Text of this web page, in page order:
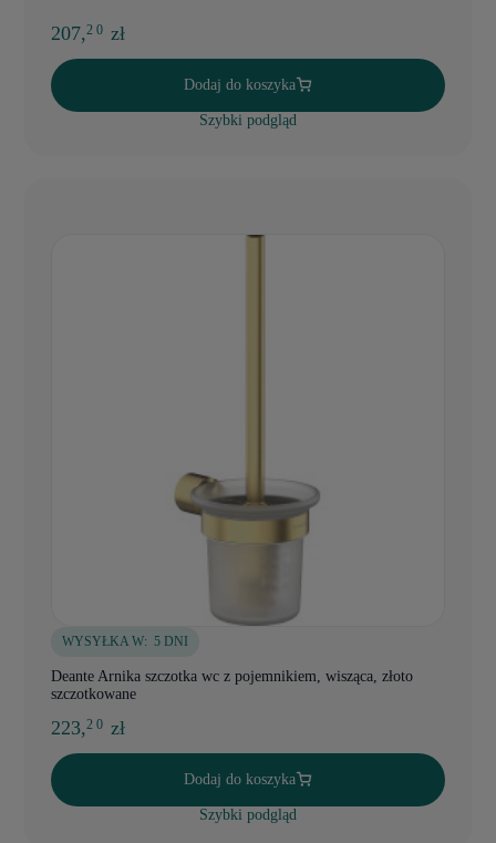
207,2 0 zł
Dodaj do koszyka
Szybki podgląd
WYSYŁKA W: 5 DNI
Deante Arnika szczotka wc z pojemnikiem, wisząca, złoto
szczotkowane
223,2 0 zł
Dodaj do koszyka
Szybki podgląd